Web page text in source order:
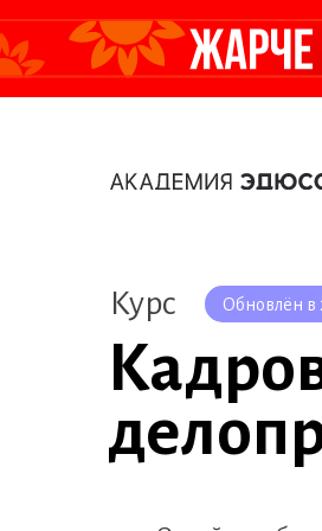
Обновлён в
Курс